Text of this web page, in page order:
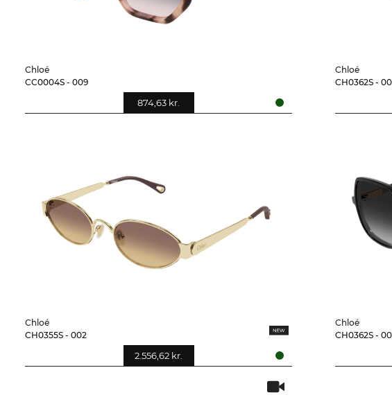
Chloé
CC0004S - 009
874,63 kr.
Chloé
CH0362S -
Chloé
CH0355S - 002
2.556,62 kr.
Chloé
CH0362S -